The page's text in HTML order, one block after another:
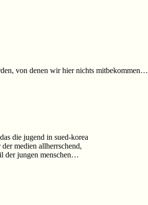
von denen wir hier nichts mitbekommen…
die jugend in sued-korea
medien allherrschend,
der jungen menschen…